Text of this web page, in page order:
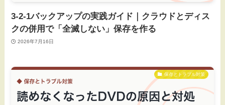
3-2-1バックアップの実践ガイド｜クラウドとディス
クの併用で「全滅しない」保存を作る
2026年7月16日
保存とトラブル対策